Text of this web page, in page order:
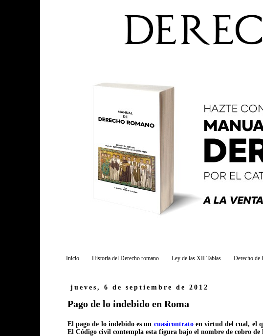
Inicio Historia del Derecho romano Ley de las XII Tablas Derecho de
jueves, 6 de septiembre de 2012
Pago de lo indebido en Roma
El pago de lo indebido es un cuasicontratoen virtud del cual, el
El Código civil contempla esta figura bajo el nombre de cobro